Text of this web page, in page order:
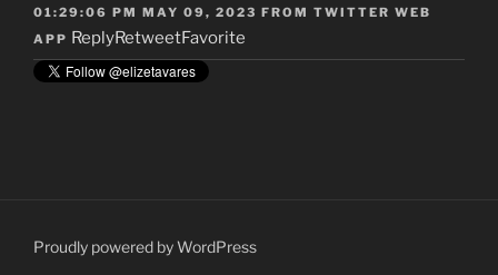
01:29:06 PM MAY 09, 2023 FROM TWITTER WEB
APP ReplyRetweetFavorite
Proudly powered by WordPress